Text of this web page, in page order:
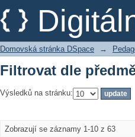
Filtrovat dle
Domovská stránka DSpace →
Filtrovat dle
Výsledků na stránku:
Zobrazují se záznamy 1-10 z 63